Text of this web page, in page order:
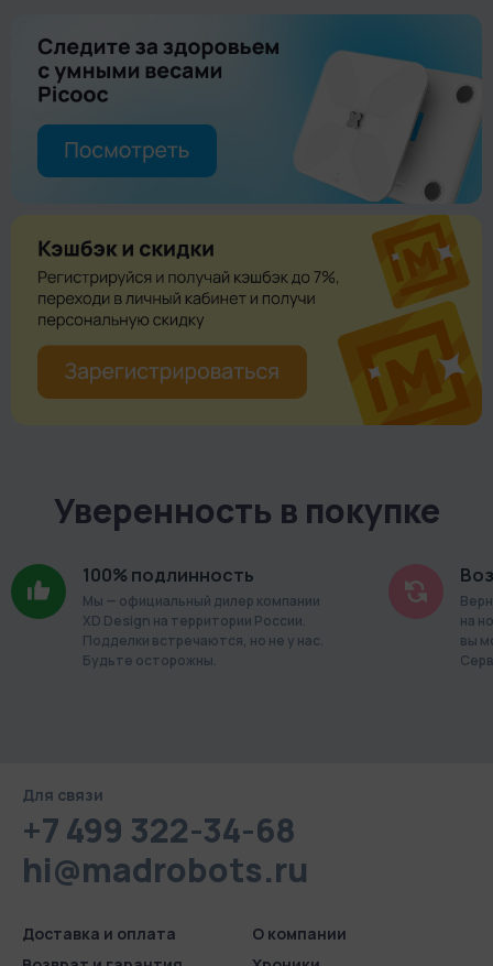
Уверенность в покупке
100% подлинность
Мы — официальный дилер компании
XD Design на территории России.
Подделки встречаются, но не у нас.
Будьте осторожны.
на
вы
Для связи
+7 499 322-34-68
hi@madrobots.ru
Доставка и оплата
О компании